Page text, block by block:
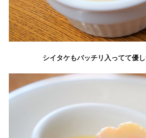
シイタケもバッチリ入ってて優